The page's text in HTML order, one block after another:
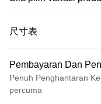
尺寸表
Pembayaran Dan
Penuh Penghantaran
percuma